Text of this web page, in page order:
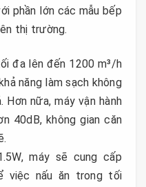
phần lớn các mẫu bếp
thị trường.
đa lên đến 1200 m³/h
năng làm sạch không
Hơn nữa, máy vận hành
40dB, không gian căn
máy sẽ cung cấp
việc nấu ăn trong tối